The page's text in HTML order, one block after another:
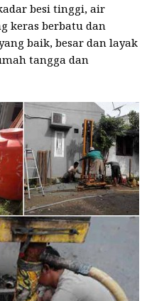
besi tinggi, air
keras berbatu dan
baik, besar dan layak
tangga dan